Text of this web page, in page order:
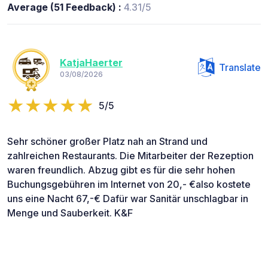
Average (51 Feedback) : 4.31/5
KatjaHaerter
03/08/2026
Translate
5/5
Sehr schöner großer Platz nah an Strand und
zahlreichen Restaurants. Die Mitarbeiter der Rezeption
waren freundlich. Abzug gibt es für die sehr hohen
Buchungsgebühren im Internet von 20,- €also kostete
uns eine Nacht 67,-€ Dafür war Sanitär unschlagbar in
Menge und Sauberkeit. K&F